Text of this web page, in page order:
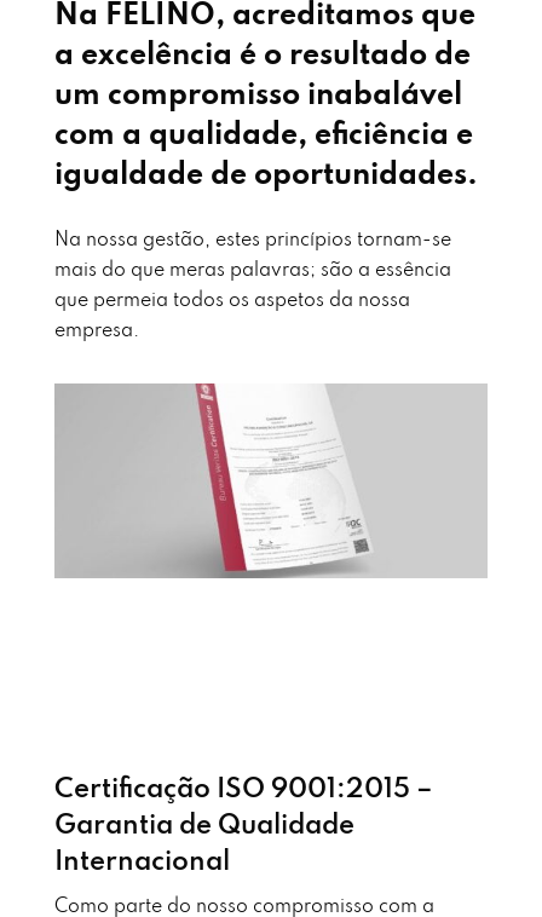
Na FELINO, acreditamos que
a excelência é o resultado de
um compromisso inabalável
com a qualidade, eficiência e
igualdade de oportunidades.
Na nossa gestão, estes princípios tornam-se
mais do que meras palavras; são a essência
que permeia todos os aspetos da nossa
empresa.
Certificação ISO 9001:2015 –
Garantia de Qualidade
Internacional
Como parte do nosso compromisso com a